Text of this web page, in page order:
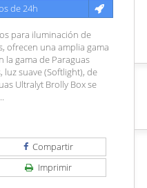
de 24h
para iluminación de
ofrecen una amplia gama
la gama de Paraguas
suave (Softlight), de
Ultralyt Brolly Box se
Compartir
Imprimir